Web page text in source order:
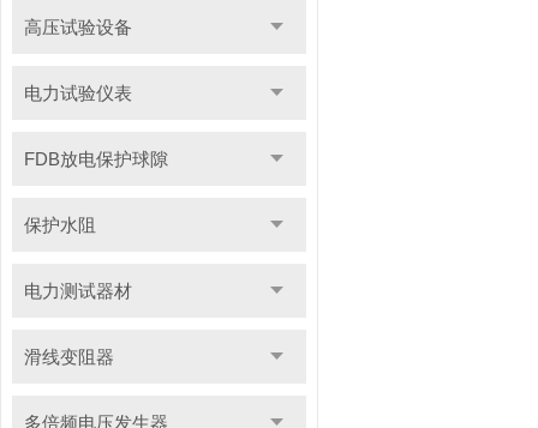
高压试验设备
电力试验仪表
FDB放电保护球隙
保护水阻
电力测试器材
滑线变阻器
多倍频电压发生器